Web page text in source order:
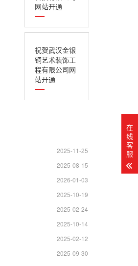
网站开通
祝贺武汉金银
铜艺术装饰工
程有限公司网
站开通
2025-11-25
2025-08-15
2026-01-03
2025-10-19
2025-02-24
2025-10-14
2025-02-12
2025-09-30
在
线
客
服